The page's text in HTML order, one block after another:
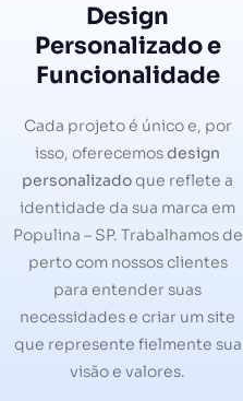
Design
Personalizado e
Funcionalidade
Cada projeto é único e, por
isso, oferecemosdesign
personalizadoque reflete a
identidade da sua marca em
Populina – SP. Trabalhamos de
perto com nossos clientes
para entender suas
necessidades e criar um site
que represente fielmente sua
visão e valores.